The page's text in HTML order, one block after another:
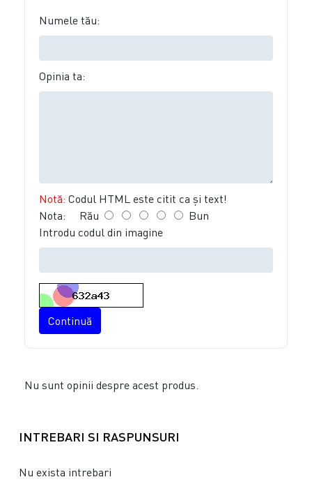
Numele tău:
Opinia ta:
Notă: Codul HTML este citit ca şi text!
Nota: Rău
Bun
Introdu codul din imagine
Continuă
Nu sunt opinii despre acest produs.
INTREBARI SI RASPUNSURI
Nu exista intrebari